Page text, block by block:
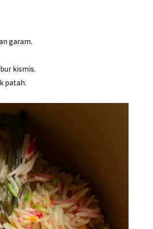
garam.
kismis.
patah.